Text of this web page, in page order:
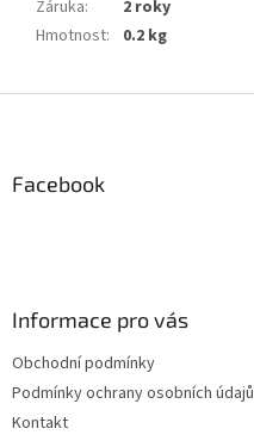
Záruka:
2 roky
Hmotnost: 0.2 kg
Facebook
Informace pro vás
Obchodní podmínky
Podmínky ochrany osobních údajů
Kontakt